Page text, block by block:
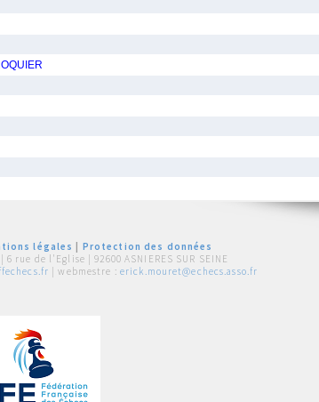
légales
Protection des données
6 rue de l'Eglise | 92600 ASNIERES SUR SEINE
| webmestre : erick.mouret@echecs.asso.fr